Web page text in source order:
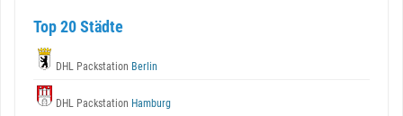
Top 20 Städte
DHL Packstation Berlin
DHL Packstation Hamburg